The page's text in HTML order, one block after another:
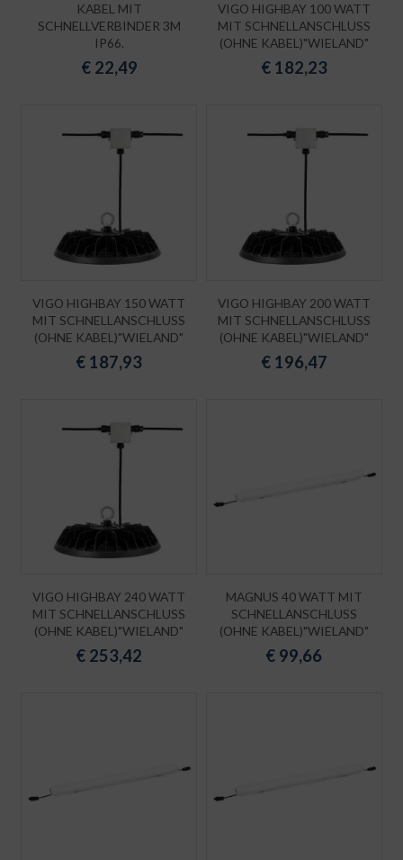
KABEL MIT
SCHNELLVERBINDER 3M
IP66.
€ 22,49
VIGO HIGHBAY 100 WATT
MIT SCHNELLANSCHLUSS
(OHNE KABEL)"WIELAND"
€ 182,23
VIGO HIGHBAY 150 WATT
MIT SCHNELLANSCHLUSS
(OHNE KABEL)"WIELAND"
€ 187,93
VIGO HIGHBAY 200 WATT
MIT SCHNELLANSCHLUSS
(OHNE KABEL)"WIELAND"
€ 196,47
VIGO HIGHBAY 240 WATT
MIT SCHNELLANSCHLUSS
(OHNE KABEL)"WIELAND"
€ 253,42
MAGNUS 40 WATT MIT
SCHNELLANSCHLUSS
(OHNE KABEL)"WIELAND"
€ 99,66